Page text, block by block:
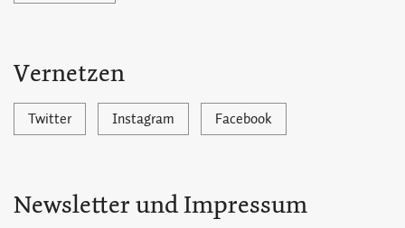
Vernetzen
Twitter Instagram Facebook
Newsletter und Impressum